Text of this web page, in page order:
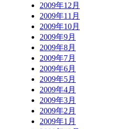
2009年12月
2009年11月
2009年10月
2009年9月
2009年8月
2009年7月
2009年6月
2009年5月
2009年4月
2009年3月
2009年2月
2009年1月